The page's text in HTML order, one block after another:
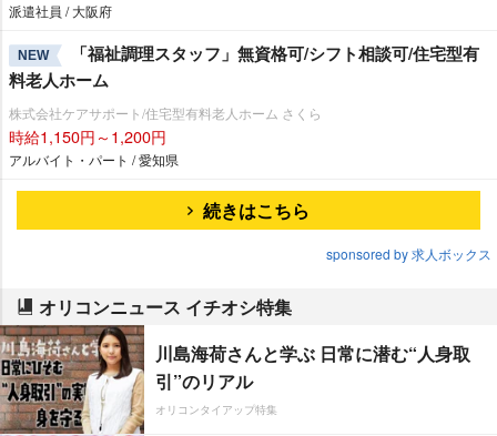
派遣社員 / 大阪府
NEW
「福祉調理スタッフ」無資格可/シフト相談可/住宅型有
料老人ホーム
株式会社ケアサポート/住宅型有料老人ホーム さくら
時給1,150円～1,200円
アルバイト・パート / 愛知県
続きはこちら
sponsored by 求人ボックス
オリコンニュース イチオシ特集
川島海荷さんと学ぶ 日常に潜む“人身取
引”のリアル
オリコンタイアップ特集